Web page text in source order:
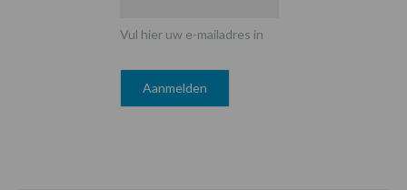
Vul hier uw e-mailadres in